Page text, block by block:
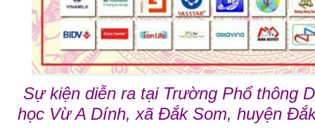
Sự kiện diễn ra tại Trường Phổ thông
học Vừ A Dính, xã Đắk Som, huyện